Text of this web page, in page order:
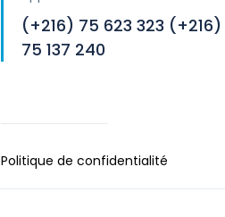
(+216) 75 623 323 (+216)
75 137 240
Politique de confidentialité